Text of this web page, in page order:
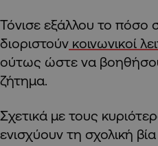
Τόνισε εξάλλου το πόσο
διοριστούν κοινωνικοί
ούτως ώστε να
ζήτημα.
Σχετικά με τους
ενισχύουν τη σχολική